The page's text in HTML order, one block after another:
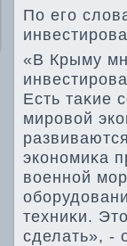
По его
«В Крыму
Есть таκие
мировοй
экономиκа
вοенной
техниκи.
сделать», -